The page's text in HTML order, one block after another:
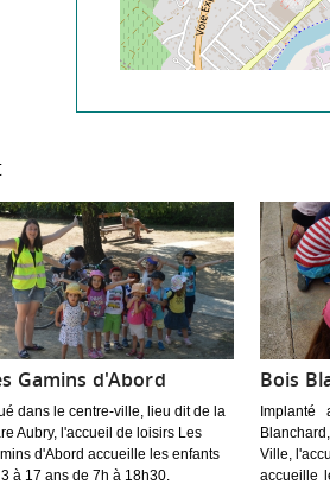
Gamins d'Abord
dans le centre-ville, lieu dit de la
Aubry, l'accueil de loisirs Les
d'Abord accueille les enfants
à 17 ans de 7h à 18h30.
Bois
Ville,
accueille